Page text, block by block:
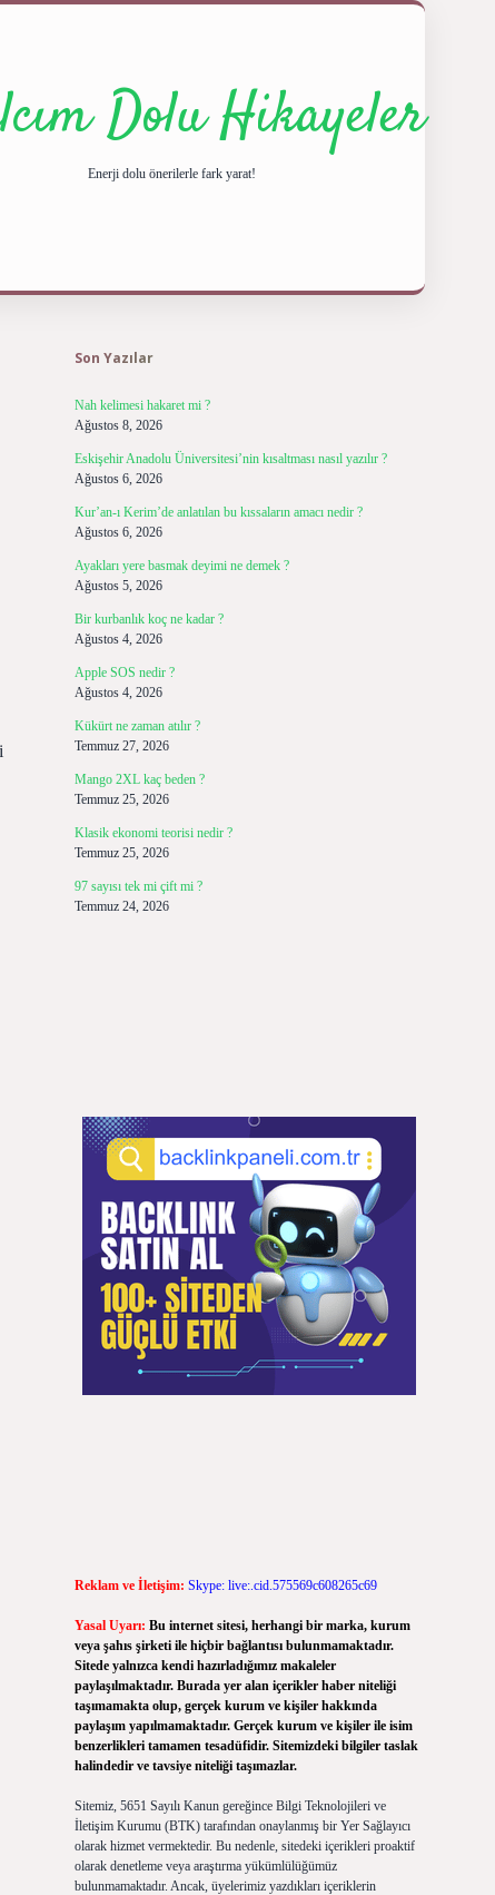
Dolu Hikayeler
Enerji dolu önerilerle fark yarat!
Son Yazılar
Nah kelimesi hakaret mi ?
Ağustos 8, 2026
Eskişehir Anadolu Üniversitesi’nin kısaltması nasıl yazılır ?
Ağustos 6, 2026
Kur’an-ı Kerim’de anlatılan bu kıssaların amacı nedir ?
Ağustos 6, 2026
Ayakları yere basmak deyimi ne demek ?
Ağustos 5, 2026
Bir kurbanlık koç ne kadar ?
Ağustos 4, 2026
Apple SOS nedir ?
Ağustos 4, 2026
Kükürt ne zaman atılır ?
Temmuz 27, 2026
Mango 2XL kaç beden ?
Temmuz 25, 2026
Klasik ekonomi teorisi nedir ?
Temmuz 25, 2026
97 sayısı tek mi çift mi ?
Temmuz 24, 2026
Reklam ve İletişim: Skype: live:.cid.575569c608265c69
Yasal Uyarı: Bu internet sitesi, herhangi bir marka, kurum
veya şahıs şirketi ile hiçbir bağlantısı bulunmamaktadır.
Sitede yalnızca kendi hazırladığımız makaleler
paylaşılmaktadır. Burada yer alan içerikler haber niteliği
taşımamakta olup, gerçek kurum ve kişiler hakkında
paylaşım yapılmamaktadır. Gerçek kurum ve kişiler ile isim
benzerlikleri tamamen tesadüfidir. Sitemizdeki bilgiler taslak
halindedir ve tavsiye niteliği taşımazlar.
Sitemiz, 5651 Sayılı Kanun gereğince Bilgi Teknolojileri ve
İletişim Kurumu (BTK) tarafından onaylanmış bir Yer Sağlayıcı
olarak hizmet vermektedir. Bu nedenle, sitedeki içerikleri proaktif
olarak denetleme veya araştırma yükümlülüğümüz
bulunmamaktadır. Ancak, üyelerimiz yazdıkları içeriklerin